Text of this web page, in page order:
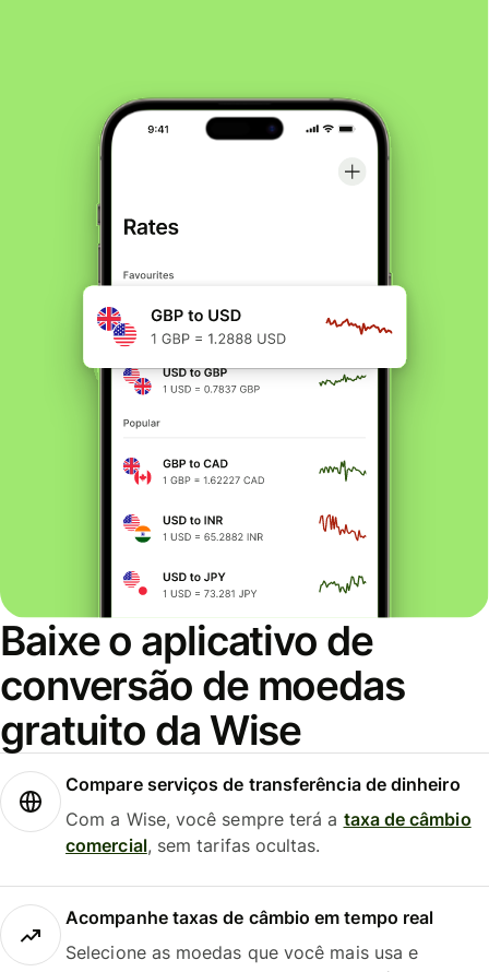
Baixe o aplicativo de
conversão de moedas
gratuito da Wise
Compare serviços de transferência de dinheiro
Com a Wise, você sempre terá a taxa de câmbio
comercial, sem tarifas ocultas.
Acompanhe taxas de câmbio em tempo real
Selecione as moedas que você mais usa e